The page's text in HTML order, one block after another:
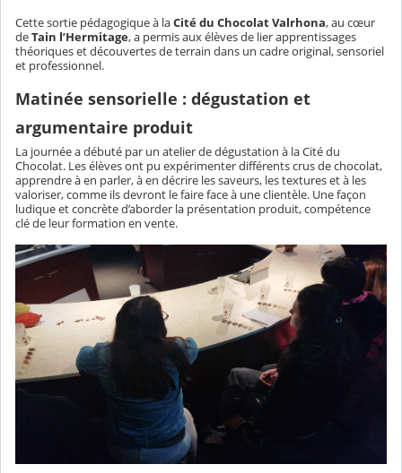
Cette sortie pédagogique à laCité du Chocolat Valrhona, au cœur
deTain l’Hermitage, a permis aux élèves de lier apprentissages
théoriques et découvertes de terrain dans un cadre original, sensoriel
et professionnel.
Matinée sensorielle : dégustation et
argumentaire produit
La journée a débuté par un atelier de dégustation à la Cité du
Chocolat. Les élèves ont pu expérimenter différents crus de chocolat,
apprendre à en parler, à en décrire les saveurs, les textures et à les
valoriser, comme ils devront le faire face à une clientèle. Une façon
ludique et concrète d’aborder la présentation produit, compétence
clé de leur formation en vente.